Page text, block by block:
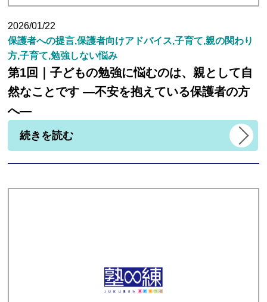
2026/01/22
保護者への提言,保護者向けアドバイス,子育て,親の関わり
方,子育て,勉強しない悩み
第1回｜子どもの勉強に悩むのは、親として自
然なことです ―不安を抱えている保護者の方
へ―
続きを読む